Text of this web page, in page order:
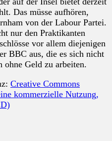
Das müsse aufhören,
von der Labour Partei.
nur den Praktikanten
vor allem diejenigen
BBC aus, die es sich nicht
ohne Geld zu arbeiten.
Creative Commons
kommerzielle Nutzung,